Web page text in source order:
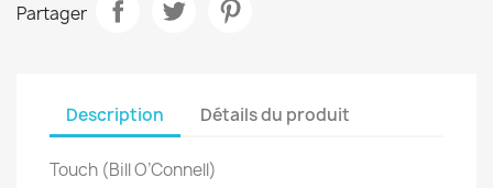
Partager
Description Détails du produit
Touch (Bill O’Connell)